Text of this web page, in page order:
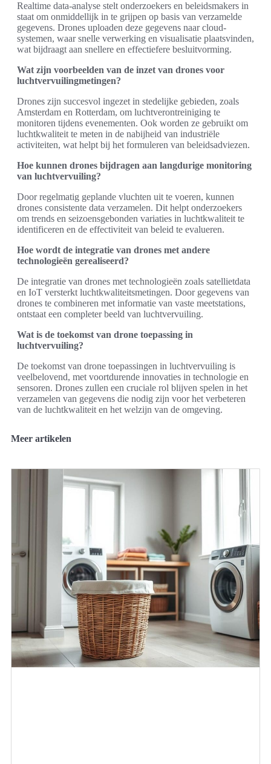
Realtime data-analyse stelt onderzoekers en beleidsmakers in
staat om onmiddellijk in te grijpen op basis van verzamelde
gegevens. Drones uploaden deze gegevens naar cloud-
systemen, waar snelle verwerking en visualisatie plaatsvinden,
wat bijdraagt aan snellere en effectiefere besluitvorming.
Wat zijn voorbeelden van de inzet van drones voor
luchtvervuilingmetingen?
Drones zijn succesvol ingezet in stedelijke gebieden, zoals
Amsterdam en Rotterdam, om luchtverontreiniging te
monitoren tijdens evenementen. Ook worden ze gebruikt om
luchtkwaliteit te meten in de nabijheid van industriële
activiteiten, wat helpt bij het formuleren van beleidsadviezen.
Hoe kunnen drones bijdragen aan langdurige monitoring
van luchtvervuiling?
Door regelmatig geplande vluchten uit te voeren, kunnen
drones consistente data verzamelen. Dit helpt onderzoekers
om trends en seizoensgebonden variaties in luchtkwaliteit te
identificeren en de effectiviteit van beleid te evalueren.
Hoe wordt de integratie van drones met andere
technologieën gerealiseerd?
De integratie van drones met technologieën zoals satellietdata
en IoT versterkt luchtkwaliteitsmetingen. Door gegevens van
drones te combineren met informatie van vaste meetstations,
ontstaat een completer beeld van luchtvervuiling.
Wat is de toekomst van drone toepassing in
luchtvervuiling?
De toekomst van drone toepassingen in luchtvervuiling is
veelbelovend, met voortdurende innovaties in technologie en
sensoren. Drones zullen een cruciale rol blijven spelen in het
verzamelen van gegevens die nodig zijn voor het verbeteren
van de luchtkwaliteit en het welzijn van de omgeving.
Meer artikelen